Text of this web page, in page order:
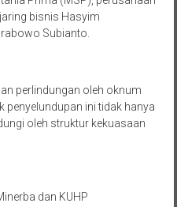
bisnis Hasyim
Subianto.
perlindungan oleh oknum
penyelundupan ini tidak hanya
oleh struktur kekuasaan
dan KUHP